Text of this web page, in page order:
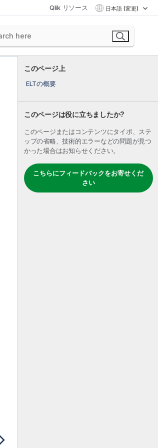
Qlik リソース 日本語 (変更)
このページ上
ELTの概要
このページは役に立ちましたか?
このページまたはコンテンツにタイポ、ステ
ップの省略、技術的エラーなどの問題が見つ
かった場合はお知らせください。
こちらにフィードバックをお寄せくだ
さい